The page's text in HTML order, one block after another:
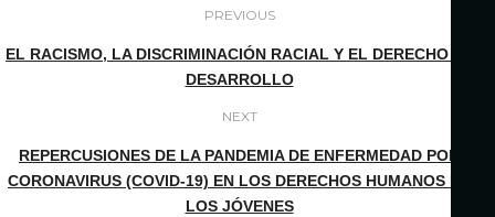
PREVIOUS
EL RACISMO, LA DISCRIMINACIÓN RACIAL Y EL DERECHO AL
DESARROLLO
NEXT
REPERCUSIONES DE LA PANDEMIA DE ENFERMEDAD POR
CORONAVIRUS (COVID-19) EN LOS DERECHOS HUMANOS DE
LOS JÓVENES